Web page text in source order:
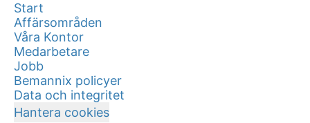
Start
Affärsområden
Våra Kontor
Medarbetare
Jobb
Bemannix policyer
Data och integritet
Hantera cookies